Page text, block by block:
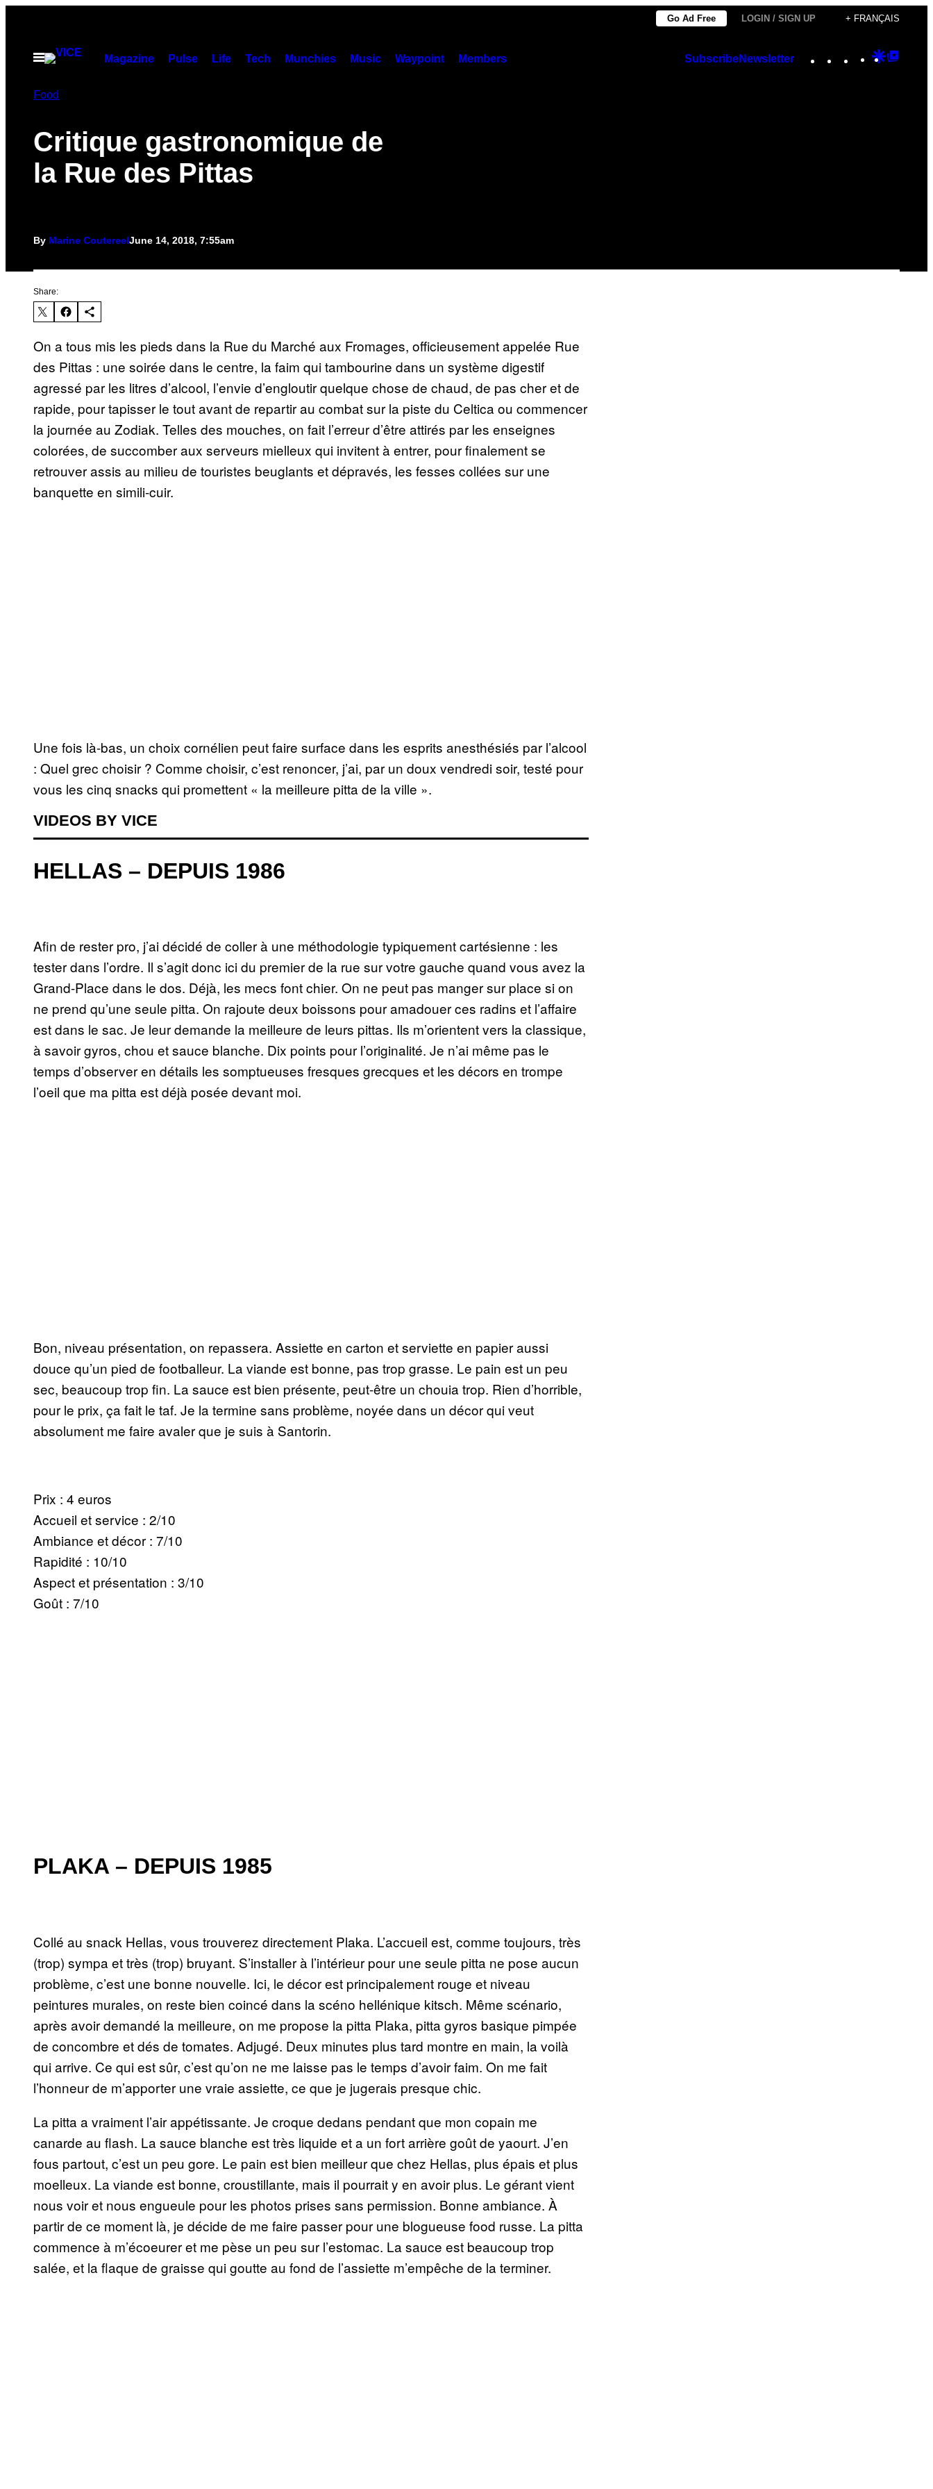
content
Go Ad Free LOGIN / SIGN UP + FRANÇAIS
Open
Magazine Pulse Life Tech Munchies Music Waypoint Members SubscribeNewsletter Instagram
TikTok
YouTube
Google
Food
Critique gastronomique de
la Rue des Pittas
By Marine CoutereelJune 14, 2018, 7:55am
Share:
On a tous mis les pieds dans la Rue du Marché aux Fromages, officieusement appelée Rue
des Pittas : une soirée dans le centre, la faim qui tambourine dans un système digestif
agressé par les litres d’alcool, l’envie d’engloutir quelque chose de chaud, de pas cher et de
rapide, pour tapisser le tout avant de repartir au combat sur la piste du Celtica ou commencer
la journée au Zodiak. Telles des mouches, on fait l’erreur d’être attirés par les enseignes
colorées, de succomber aux serveurs mielleux qui invitent à entrer, pour finalement se
retrouver assis au milieu de touristes beuglants et dépravés, les fesses collées sur une
banquette en simili-cuir.
Une fois là-bas, un choix cornélien peut faire surface dans les esprits anesthésiés par l’alcool
: Quel grec choisir ? Comme choisir, c’est renoncer, j’ai, par un doux vendredi soir, testé pour
vous les cinq snacks qui promettent « la meilleure pitta de la ville ».
VIDEOS BY VICE
HELLAS – DEPUIS 1986
Afin de rester pro, j’ai décidé de coller à une méthodologie typiquement cartésienne : les
tester dans l’ordre. Il s’agit donc ici du premier de la rue sur votre gauche quand vous avez la
Grand-Place dans le dos. Déjà, les mecs font chier. On ne peut pas manger sur place si on
ne prend qu’une seule pitta. On rajoute deux boissons pour amadouer ces radins et l’affaire
est dans le sac. Je leur demande la meilleure de leurs pittas. Ils m’orientent vers la classique,
à savoir gyros, chou et sauce blanche. Dix points pour l’originalité. Je n’ai même pas le
temps d’observer en détails les somptueuses fresques grecques et les décors en trompe
l’oeil que ma pitta est déjà posée devant moi.
Bon, niveau présentation, on repassera. Assiette en carton et serviette en papier aussi
douce qu’un pied de footballeur. La viande est bonne, pas trop grasse. Le pain est un peu
sec, beaucoup trop fin. La sauce est bien présente, peut-être un chouia trop. Rien d’horrible,
pour le prix, ça fait le taf. Je la termine sans problème, noyée dans un décor qui veut
absolument me faire avaler que je suis à Santorin.
Prix : 4 euros
Accueil et service : 2/10
Ambiance et décor : 7/10
Rapidité : 10/10
Aspect et présentation : 3/10
Goût : 7/10
PLAKA – DEPUIS 1985
Collé au snack Hellas, vous trouverez directement Plaka. L’accueil est, comme toujours, très
(trop) sympa et très (trop) bruyant. S’installer à l’intérieur pour une seule pitta ne pose aucun
problème, c’est une bonne nouvelle. Ici, le décor est principalement rouge et niveau
peintures murales, on reste bien coincé dans la scéno hellénique kitsch. Même scénario,
après avoir demandé la meilleure, on me propose la pitta Plaka, pitta gyros basique pimpée
de concombre et dés de tomates. Adjugé. Deux minutes plus tard montre en main, la voilà
qui arrive. Ce qui est sûr, c’est qu’on ne me laisse pas le temps d’avoir faim. On me fait
l’honneur de m’apporter une vraie assiette, ce que je jugerais presque chic.
La pitta a vraiment l’air appétissante. Je croque dedans pendant que mon copain me
canarde au flash. La sauce blanche est très liquide et a un fort arrière goût de yaourt. J’en
fous partout, c’est un peu gore. Le pain est bien meilleur que chez Hellas, plus épais et plus
moelleux. La viande est bonne, croustillante, mais il pourrait y en avoir plus. Le gérant vient
nous voir et nous engueule pour les photos prises sans permission. Bonne ambiance. À
partir de ce moment là, je décide de me faire passer pour une blogueuse food russe. La pitta
commence à m’écoeurer et me pèse un peu sur l’estomac. La sauce est beaucoup trop
salée, et la flaque de graisse qui goutte au fond de l’assiette m’empêche de la terminer.